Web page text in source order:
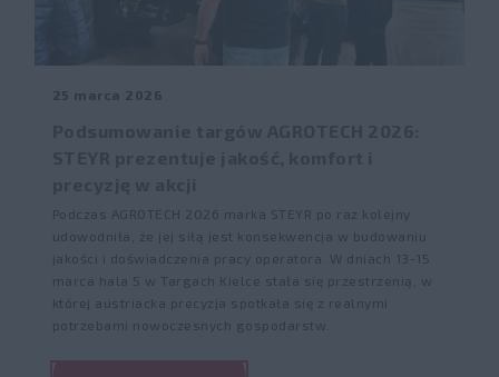
25 marca 2026
Podczas AGROTECH 2026 marka STEYR po raz kolejny
udowodniła, że jej siłą jest konsekwencja w budowaniu
jakości i doświadczenia pracy operatora. W dniach 13-15
marca hala 5 w Targach Kielce stała się przestrzenią, w
której austriacka precyzja spotkała się z realnymi
potrzebami nowoczesnych gospodarstw.